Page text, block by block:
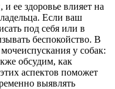
ее здоровье влияет на
Если ваш
под себя или в
беспокойство. В
у собак:
обсудим, как
аспектов поможет
выявлять